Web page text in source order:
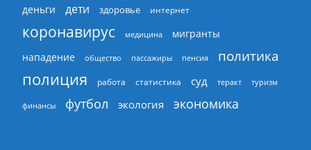
деньги дети здоровье интернет
коронавирус медицина
мигранты
нападение
общество пассажиры пенсия политика
полиция работа статистика суд теракт туризм
финансы футбол экология экономика